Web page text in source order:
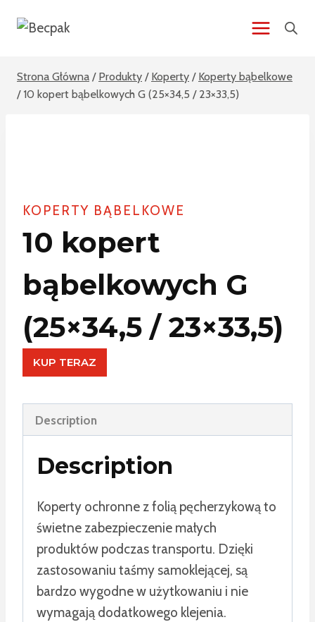
Strona Główna / Produkty / Koperty / Koperty bąbelkowe
/ 10 kopert bąbelkowych G (25×34,5 / 23×33,5)
KOPERTY BĄBELKOWE
10 kopert
bąbelkowych G
(25×34,5 / 23×33,5)
KUP TERAZ
Description
Description
Koperty ochronne z folią pęcherzykową to
świetne zabezpieczenie małych
produktów podczas transportu. Dzięki
zastosowaniu taśmy samoklejącej, są
bardzo wygodne w użytkowaniu i nie
wymagają dodatkowego klejenia.